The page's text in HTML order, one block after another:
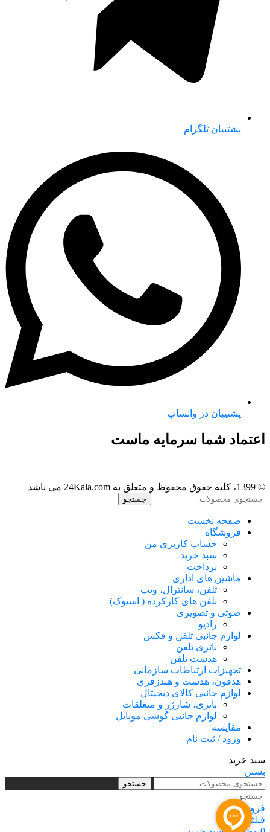
پشتیبان تلگرام
پشتیبان در واتساپ
اعتماد شما سرمایه ماست
© 1399، کلیه حقوق محفوظ و متعلق به 24Kala.com می باشد
جستجو
صفحه نخست
فروشگاه
حساب کاربری من
سبد خرید
پرداخت
ماشین های اداری
تلفن، سانترال، ویپ
تلفن های کارکرده ( استوک)
صوتی و تصویری
رادیو
لوازم جانبی تلفن و فکس
باتری تلفن
هدست تلفن
تجهیزات ارتباطات سازمانی
هدفون، هدست و هندزفری
لوازم جانبی کالای دیجیتال
باتری، شارژر و متعلقات
لوازم جانبی گوشی موبایل
مقایسه
ورود / ثبت نام
سبد خرید
بستن
جستجو
فروشگاه
فیلترها